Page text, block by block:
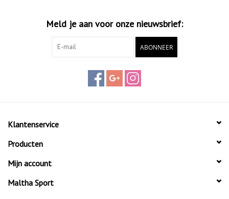
Meld je aan voor onze nieuwsbrief:
ABONNEER
Klantenservice
Producten
Mijn account
Maltha Sport